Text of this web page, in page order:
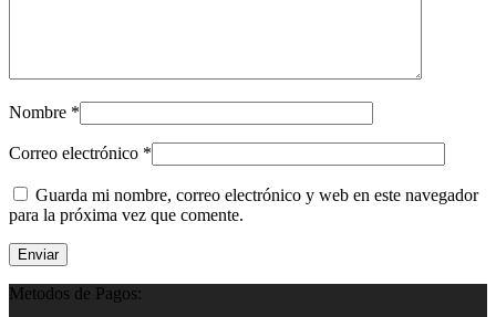
Nombre *
Correo electrónico *
Guarda mi nombre, correo electrónico y web en este navegador
para la próxima vez que comente.
Metodos de Pagos: